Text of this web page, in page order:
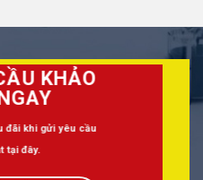
KHẢO
đãi khi gửi yêu cầu
tại đây.